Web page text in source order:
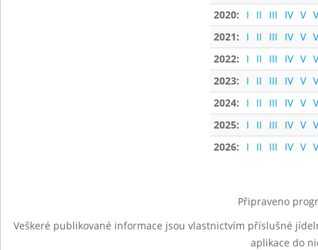
2020:
I II III IV V
2021:
I II III IV V
2022:
I II III IV V
2023:
I II III IV V
2024:
I II III IV V
2025:
I II III IV V
2026:
I II III IV V
Připraveno
Veškeré publikované informace jsou vlastnictvím příslušné
aplikace do